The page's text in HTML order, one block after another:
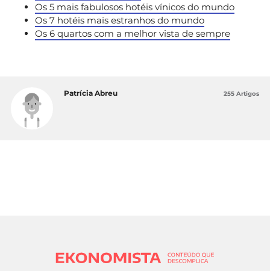
Os 5 mais fabulosos hotéis vínicos do mundo
Os 7 hotéis mais estranhos do mundo
Os 6 quartos com a melhor vista de sempre
Patrícia Abreu 255 Artigos